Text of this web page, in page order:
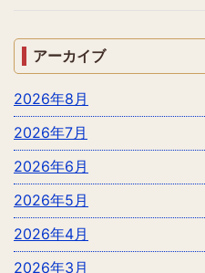
アーカイブ
2026年8月
2026年7月
2026年6月
2026年5月
2026年4月
2026年3月